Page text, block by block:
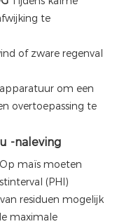
te
of zware regenval
om een
overtoepassing te
-naleving
Op maïs moeten
(PHI)
residuen mogelijk
maximale